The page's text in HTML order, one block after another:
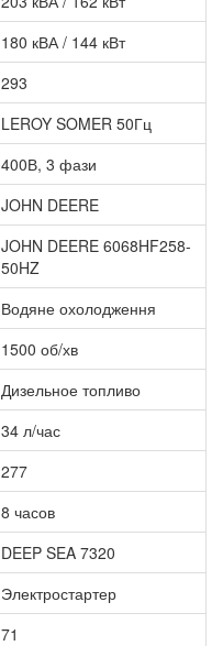
180 кВА / 144 кВт
293
LEROY SOMER 50Гц
400В, 3 фази
JOHN DEERE
JOHN DEERE 6068HF258-
50HZ
Водяне охолодження
1500 об/хв
Дизельное топливо
34 л/час
277
8 часов
DEEP SEA 7320
Электростартер
71